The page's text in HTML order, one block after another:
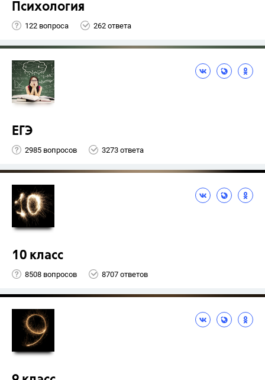
Психология
122 вопроса 262 ответа
ЕГЭ
2985 вопросов 3273 ответа
10 класс
8508 вопросов 8707 ответов